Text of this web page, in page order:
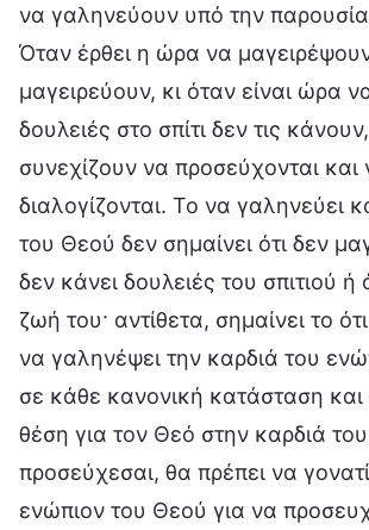
να γαληνεύουν υπό την
Όταν έρθει η ώρα να
μαγειρεύουν, κι όταν είναι ώρα
δουλειές στο σπίτι δεν τις
συνεχίζουν να προσεύχονται και
διαλογίζονται. Το να γαληνεύει
του Θεού δεν σημαίνει ότι δεν
δεν κάνει δουλειές του σπιτιού ή
ζωή του· αντίθετα, σημαίνει το
να γαληνέψει την καρδιά του
σε κάθε κανονική κατάσταση και
θέση για τον Θεό στην καρδιά
προσεύχεσαι, θα πρέπει να
ενώπιον του Θεού για να